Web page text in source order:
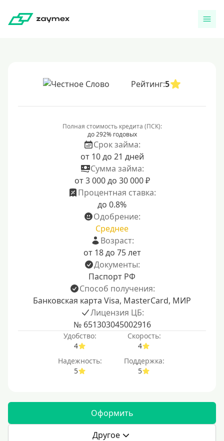
Рейтинг:5
Полная стоимость кредита (ПСК):
до 292% годовых
Срок займа:
от 10 до 21 дней
Сумма займа:
от 3 000 до 30 000 ₽
Процентная ставка:
до 0.8%
Одобрение:
Среднее
Возраст:
от 18 до 75 лет
Документы:
Паспорт РФ
Способ получения:
Банковская карта Visa, MasterCard, МИР
Лицензия ЦБ:
№ 651303045002916
Удобство:
4
Скорость:
4
Надежность:
5
Поддержка:
5
Оформить
Другое